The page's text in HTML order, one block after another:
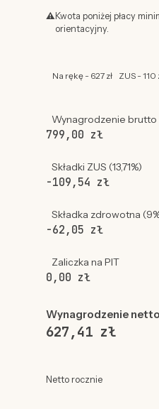
⚠Kwota poniżej płacy
orientacyjny.
Na rękę - 627 zł ZUS - 110
Wynagrodzenie brutto
799,00 zł
Składki ZUS (13,71%)
-109,54 zł
Składka zdrowotna
-62,05 zł
Zaliczka na PIT
0,00 zł
Wynagrodzenie netto
627,41 zł
Netto rocznie